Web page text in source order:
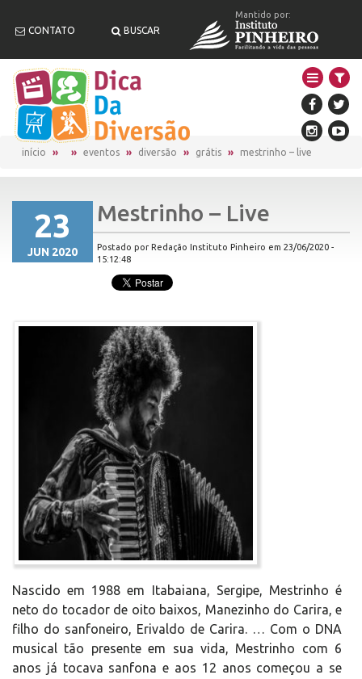
CONTATO BUSCAR
Mantido por:
início eventos diversão grátis mestrinho – live
23
JUN 2020
Mestrinho – Live
Postado por Redação Instituto Pinheiro em 23/06/2020 -
15:12:48
Nascido em 1988 em Itabaiana, Sergipe, Mestrinho é
neto do tocador de oito baixos, Manezinho do Carira, e
filho do sanfoneiro, Erivaldo de Carira. … Com o DNA
musical tão presente em sua vida, Mestrinho com 6
anos já tocava sanfona e aos 12 anos começou a se